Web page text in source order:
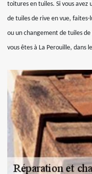
toitures en tuiles. Si vous
de tuiles de rive en vue,
ou un changement de tuiles
vous êtes à La Perouille, dans